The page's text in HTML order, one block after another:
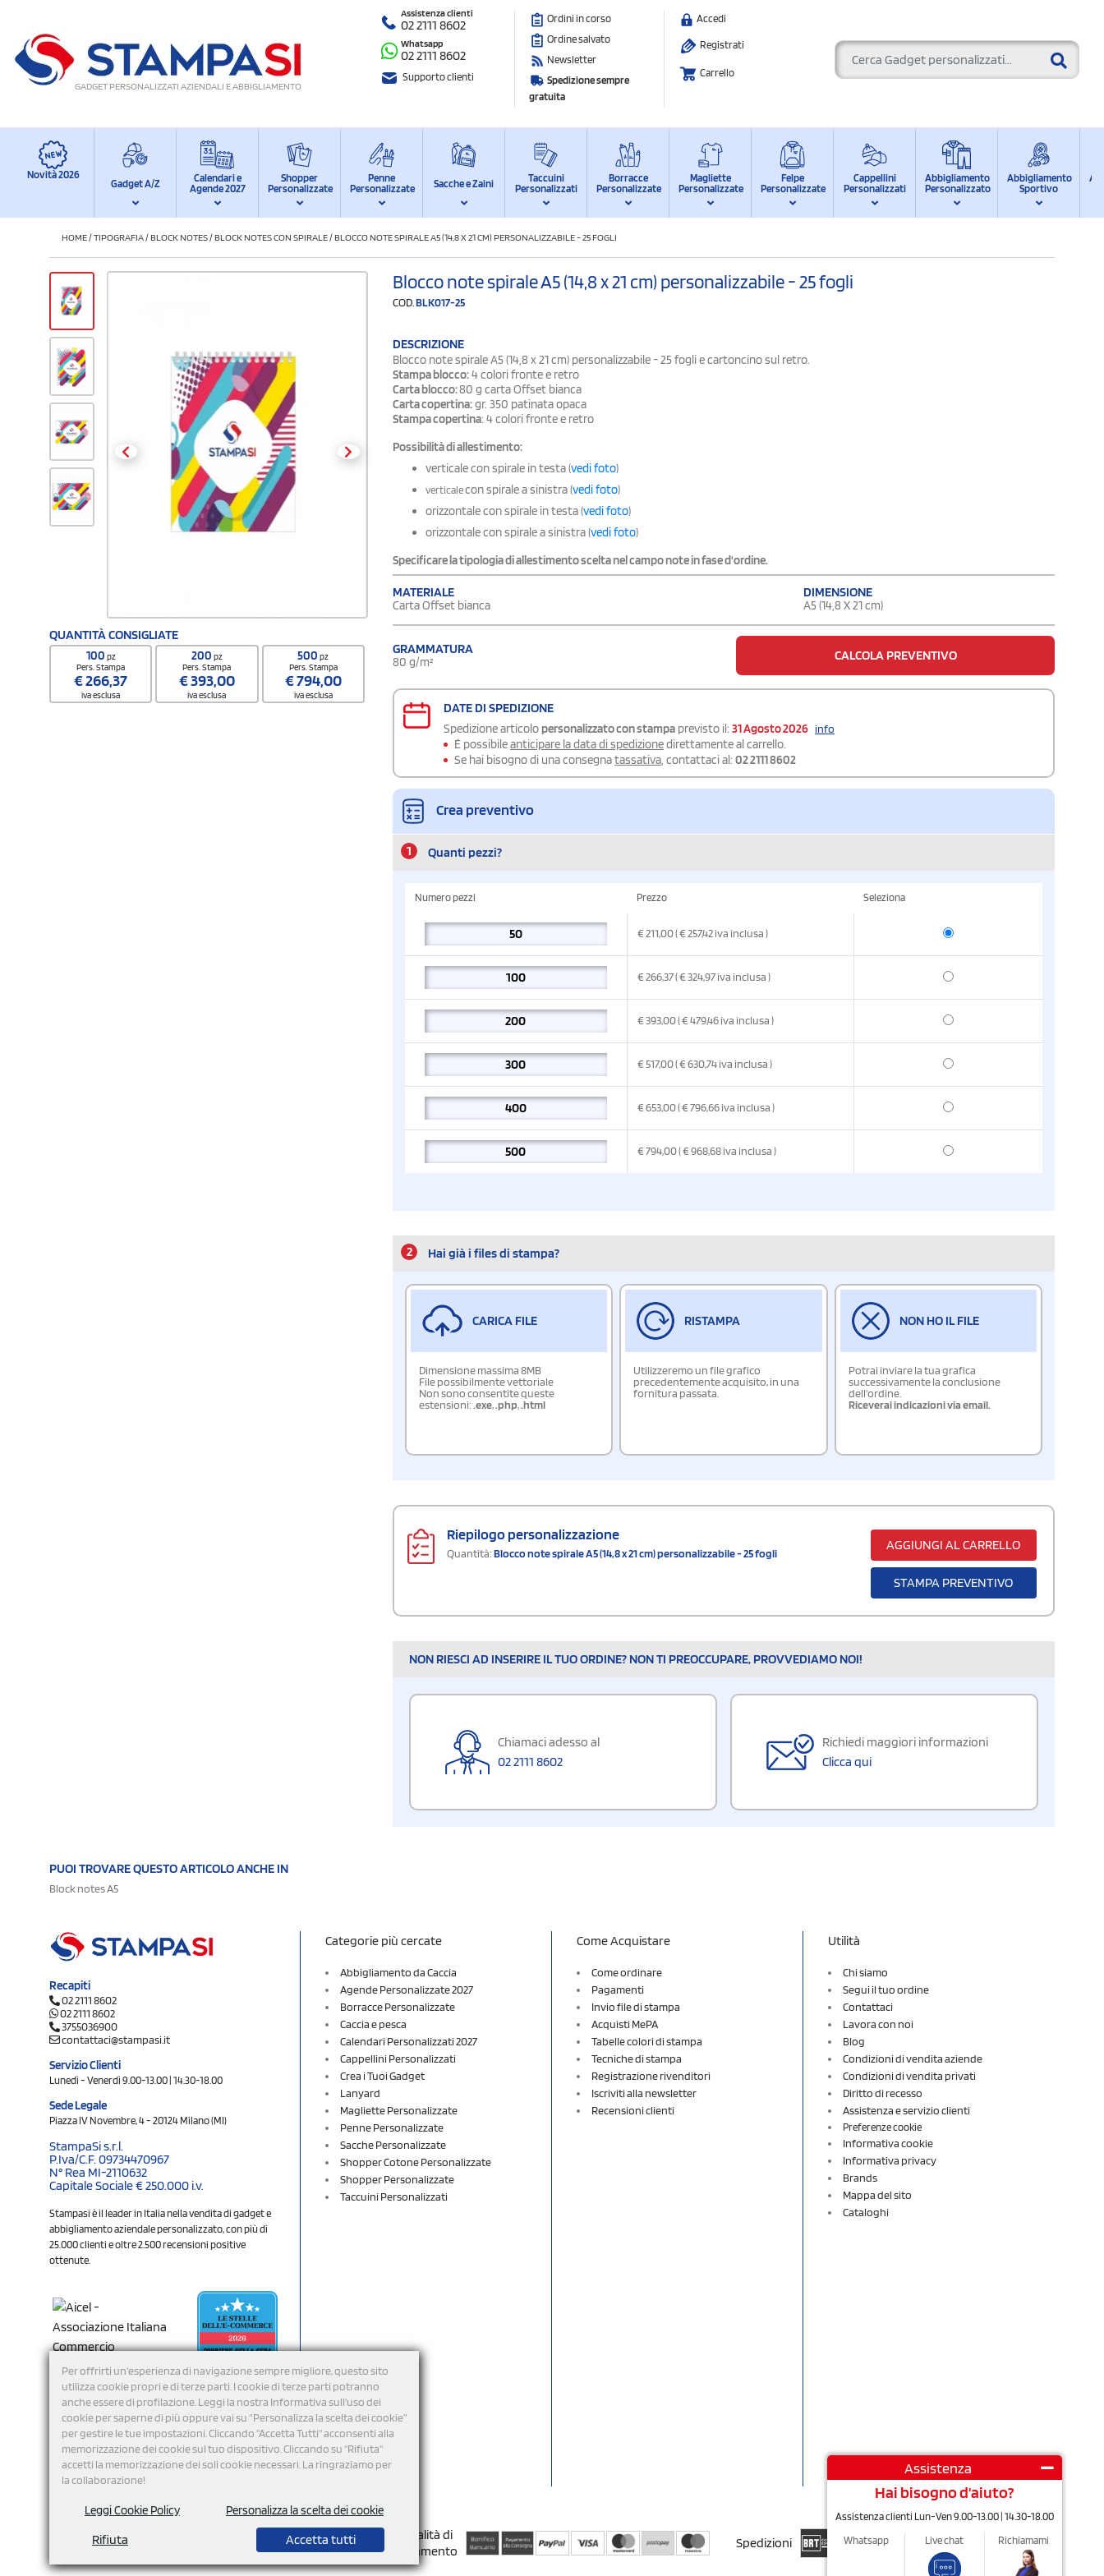
Per offrirti un'esperienza di navigazione sempre migliore, questo sito
utilizza cookie propri e di terze parti. I cookie di terze parti potranno
anche essere di profilazione. Leggi la nostra Informativa sull’uso dei
cookie per saperne di più oppure vai su “Personalizza la scelta dei cookie”
per gestire le tue impostazioni. Cliccando "Accetta Tutti" acconsenti alla
memorizzazione dei cookie sul tuo dispositivo. Cliccando su "Rifiuta"
accetti la memorizzazione dei soli cookie necessari. La ringraziamo per
la collaborazione!
Leggi Cookie Policy Personalizza la scelta dei cookie
Rifiuta Accetta tutti
GADGET PERSONALIZZATI AZIENDALI E ABBIGLIAMENTO
Assistenza clienti
02 2111 8602
Whatsapp
02 2111 8602
Supporto clienti
Ordini in corso
Ordine salvato
Newsletter
Spedizione sempre
gratuita
Accedi
Registrati
Carrello
Novità 2026
Gadget A/Z
Calendari e
Agende 2027
Shopper
Personalizzate
Penne
Personalizzate
Sacche e Zaini
Taccuini
Personalizzati
Borracce
Personalizzate
Magliette
Personalizzate
Felpe
Personalizzate
Cappellini
Personalizzati
Abbigliamento
Personalizzato
Abbigliamento
Sportivo
HOME/TIPOGRAFIA/BLOCK NOTES/BLOCK NOTES CON SPIRALE/BLOCCO NOTE SPIRALE A5 (14,8 X 21 CM) PERSONALIZZABILE - 25 FOGLI
QUANTITÀ CONSIGLIATE
100 pz
Pers. Stampa
€266,37
iva esclusa
200 pz
Pers. Stampa
€393,00
iva esclusa
500pz
Pers. Stampa
€794,00
iva esclusa
Blocco note spirale A5 (14,8 x 21 cm) personalizzabile - 25 fogli
COD. BLK017-25
DESCRIZIONE
Blocco note spirale A5 (14,8 x 21 cm) personalizzabile - 25 fogli e cartoncino sul retro.
Stampa blocco:4 colori fronte e retro
Carta blocco:80 g carta Offset bianca
Carta copertina:gr. 350 patinata opaca
Stampa copertina: 4 colori fronte e retro
Possibilità di allestimento:
verticale con spirale in testa (vedi foto)
verticalecon spirale a sinistra (vedi foto)
orizzontale con spirale in testa (vedi foto)
orizzontale con spirale a sinistra (vedi foto)
Specificare la tipologia di allestimento scelta nel campo note in fase d'ordine.
MATERIALE
Carta Offset bianca
DIMENSIONE
A5 (14,8 X 21 cm)
GRAMMATURA
80 g/m² CALCOLA PREVENTIVO
DATE DI SPEDIZIONE
Spedizione articolo personalizzato con stampa previsto il: 31 Agosto 2026 info
É possibileanticipare la data di spedizionedirettamente al carrello.
Se hai bisogno di una consegnatassativa , contattaci al: 02 2111 8602
Crea preventivo
1 Quanti pezzi?
Numero pezzi Prezzo Seleziona
€211,00( € 257,42iva inclusa)
€266,37( € 324,97iva inclusa)
€393,00( € 479,46iva inclusa)
€ 517,00( € 630,74iva inclusa)
€653,00( € 796,66iva inclusa)
€794,00( € 968,68iva inclusa)
2 Hai già i files di stampa?
CARICA FILE
Dimensione massima 8MB
File possibilmente vettoriale
Non sono consentite queste
estensioni:.exe,.php,.html
RISTAMPA
Utilizzeremo un file grafico
precedentemente acquisito, in una
fornitura passata.
NON HO IL FILE
Potrai inviare la tua grafica
successivamente la conclusione
dell'ordine.
Riceverai indicazioni via email.
Riepilogo personalizzazione
Quantità:Blocco note spirale A5 (14,8 x 21 cm) personalizzabile - 25 fogli
AGGIUNGI AL CARRELLO
STAMPA PREVENTIVO
NON RIESCI AD INSERIRE IL TUO ORDINE? NON TI PREOCCUPARE, PROVVEDIAMO NOI!
Chiamaci adesso al
02 2111 8602
Richiedi maggiori informazioni
Clicca qui
PUOI TROVARE QUESTO ARTICOLO ANCHE IN
Block notes A5
Recapiti
02 2111 8602
02 2111 8602
3755036900
contattaci@stampasi.it
Servizio Clienti
Lunedì - Venerdì 9.00-13.00 | 14.30-18.00
Sede Legale
Piazza IV Novembre, 4 - 20124 Milano (MI)
StampaSi s.r.l.
P.Iva/C.F. 09734470967
N° Rea MI-2110632
Capitale Sociale € 250.000 i.v.
Stampasi è il leader in Italia nella vendita di gadget e
abbigliamento aziendale personalizzato, con più di
25.000 clienti e oltre 2.500 recensioni positive
ottenute.
Seguici
Categorie più cercate
Abbigliamento da Caccia
Agende Personalizzate 2027
Borracce Personalizzate
Caccia e pesca
Calendari Personalizzati 2027
Cappellini Personalizzati
Crea i Tuoi Gadget
Lanyard
Magliette Personalizzate
Penne Personalizzate
Sacche Personalizzate
Shopper Cotone Personalizzate
Shopper Personalizzate
Taccuini Personalizzati
Come Acquistare
Come ordinare
Pagamenti
Invio file di stampa
Acquisti MePA
Tabelle colori di stampa
Tecniche di stampa
Registrazione rivenditori
Iscriviti alla newsletter
Recensioni clienti
Utilità
Chi siamo
Segui il tuo ordine
Contattaci
Lavora con noi
Blog
Condizioni di vendita aziende
Condizioni di vendita privati
Diritto di recesso
Assistenza e servizio clienti
Preferenze cookie
Informativa cookie
Informativa privacy
Brands
Mappa del sito
Cataloghi
Modalità di
Pagamento
Spedizioni
Assistenza
Hai bisogno d'aiuto?
Assistenza clienti Lun-Ven 9.00-13.00 | 14.30-18.00
Whatsapp
Live chat Richiamami